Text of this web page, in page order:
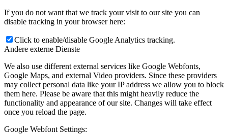
If you do not want that we track your visit to our site you can
disable tracking in your browser here:
Click to enable/disable Google Analytics tracking.
Andere externe Dienste
We also use different external services like Google Webfonts,
Google Maps, and external Video providers. Since these providers
may collect personal data like your IP address we allow you to block
them here. Please be aware that this might heavily reduce the
functionality and appearance of our site. Changes will take effect
once you reload the page.
Google Webfont Settings: